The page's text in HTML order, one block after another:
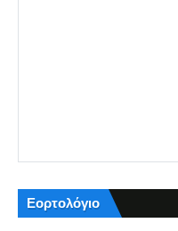
Εορτολόγιο